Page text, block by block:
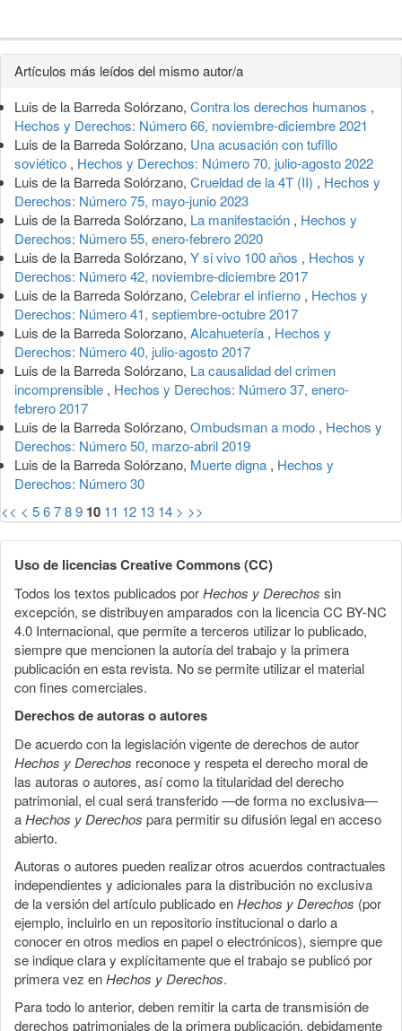
Detalles
del
artículo
Artículos más leídos del mismo autor/a
Luis de la Barreda Solórzano, Contra los derechos humanos ,
Hechos y Derechos: Número 66, noviembre-diciembre 2021
Luis de la Barreda Solórzano, Una acusación con tufillo
soviético , Hechos y Derechos: Número 70, julio-agosto 2022
Luis de la Barreda Solórzano, Crueldad de la 4T (II) , Hechos y
Derechos: Número 75, mayo-junio 2023
Luis de la Barreda Solórzano, La manifestación , Hechos y
Derechos: Número 55, enero-febrero 2020
Luis de la Barreda Solórzano, Y si vivo 100 años , Hechos y
Derechos: Número 42, noviembre-diciembre 2017
Luis de la Barreda Solórzano, Celebrar el infierno , Hechos y
Derechos: Número 41, septiembre-octubre 2017
Luis de la Barreda Solorzano, Alcahuetería , Hechos y
Derechos: Número 40, julio-agosto 2017
Luis de la Barreda Solórzano, La causalidad del crimen
incomprensible , Hechos y Derechos: Número 37, enero-
febrero 2017
Luis de la Barreda Solórzano, Ombudsman a modo , Hechos y
Derechos: Número 50, marzo-abril 2019
Luis de la Barreda Solórzano, Muerte digna , Hechos y
Derechos: Número 30
<< < 56789 10 11 12 13 14 > >>
Uso de licencias Creative Commons (CC)
Todos los textos publicados porHechos y Derechos sin
excepción, se distribuyen amparados con la licencia CC BY-NC
4.0 Internacional, que permite a terceros utilizar lo publicado,
siempre que mencionen la autoría del trabajo y la primera
publicación en esta revista. No se permite utilizar el material
con fines comerciales.
Derechos de autoras o autores
De acuerdo con la legislación vigente de derechos de autor
Hechos y Derechos reconoce y respeta el derecho moral de
las autoras o autores, así como la titularidad del derecho
patrimonial, el cual será transferido —de forma no exclusiva—
aHechos y Derechos para permitir su difusión legal en acceso
abierto.
Autoras o autores pueden realizar otros acuerdos contractuales
independientes y adicionales para la distribución no exclusiva
de la versión del artículo publicado enHechos y Derechos (por
ejemplo, incluirlo en un repositorio institucional o darlo a
conocer en otros medios en papel o electrónicos), siempre que
se indique clara y explícitamente que el trabajo se publicó por
primera vez enHechos y Derechos.
Para todo lo anterior, deben remitir la carta de transmisión de
derechos patrimoniales de la primera publicación, debidamente